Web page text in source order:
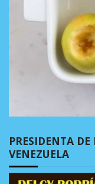
PRESIDENTA
VENEZUELA